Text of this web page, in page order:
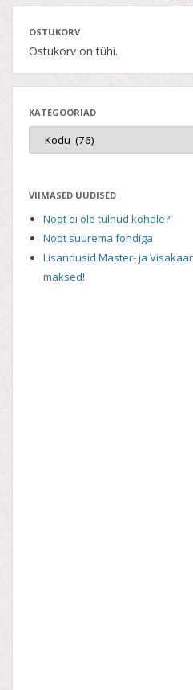
OSTUKORV
Ostukorv on tühi.
KATEGOORIAD
VIIMASED UUDISED
Noot ei ole tulnud kohale?
Noot suurema fondiga
Lisandusid Master- ja
maksed!